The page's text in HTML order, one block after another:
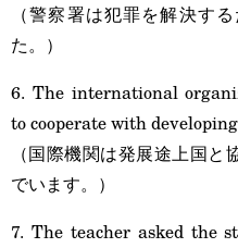
（警察署は犯罪を解決す
た。）
6. The international
to cooperate with
（国際機関は発展途上国
でいます。）
7. The teacher asked the